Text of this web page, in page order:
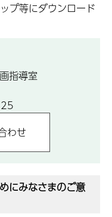
プ等にダウンロード
指導室
にみなさまのご意